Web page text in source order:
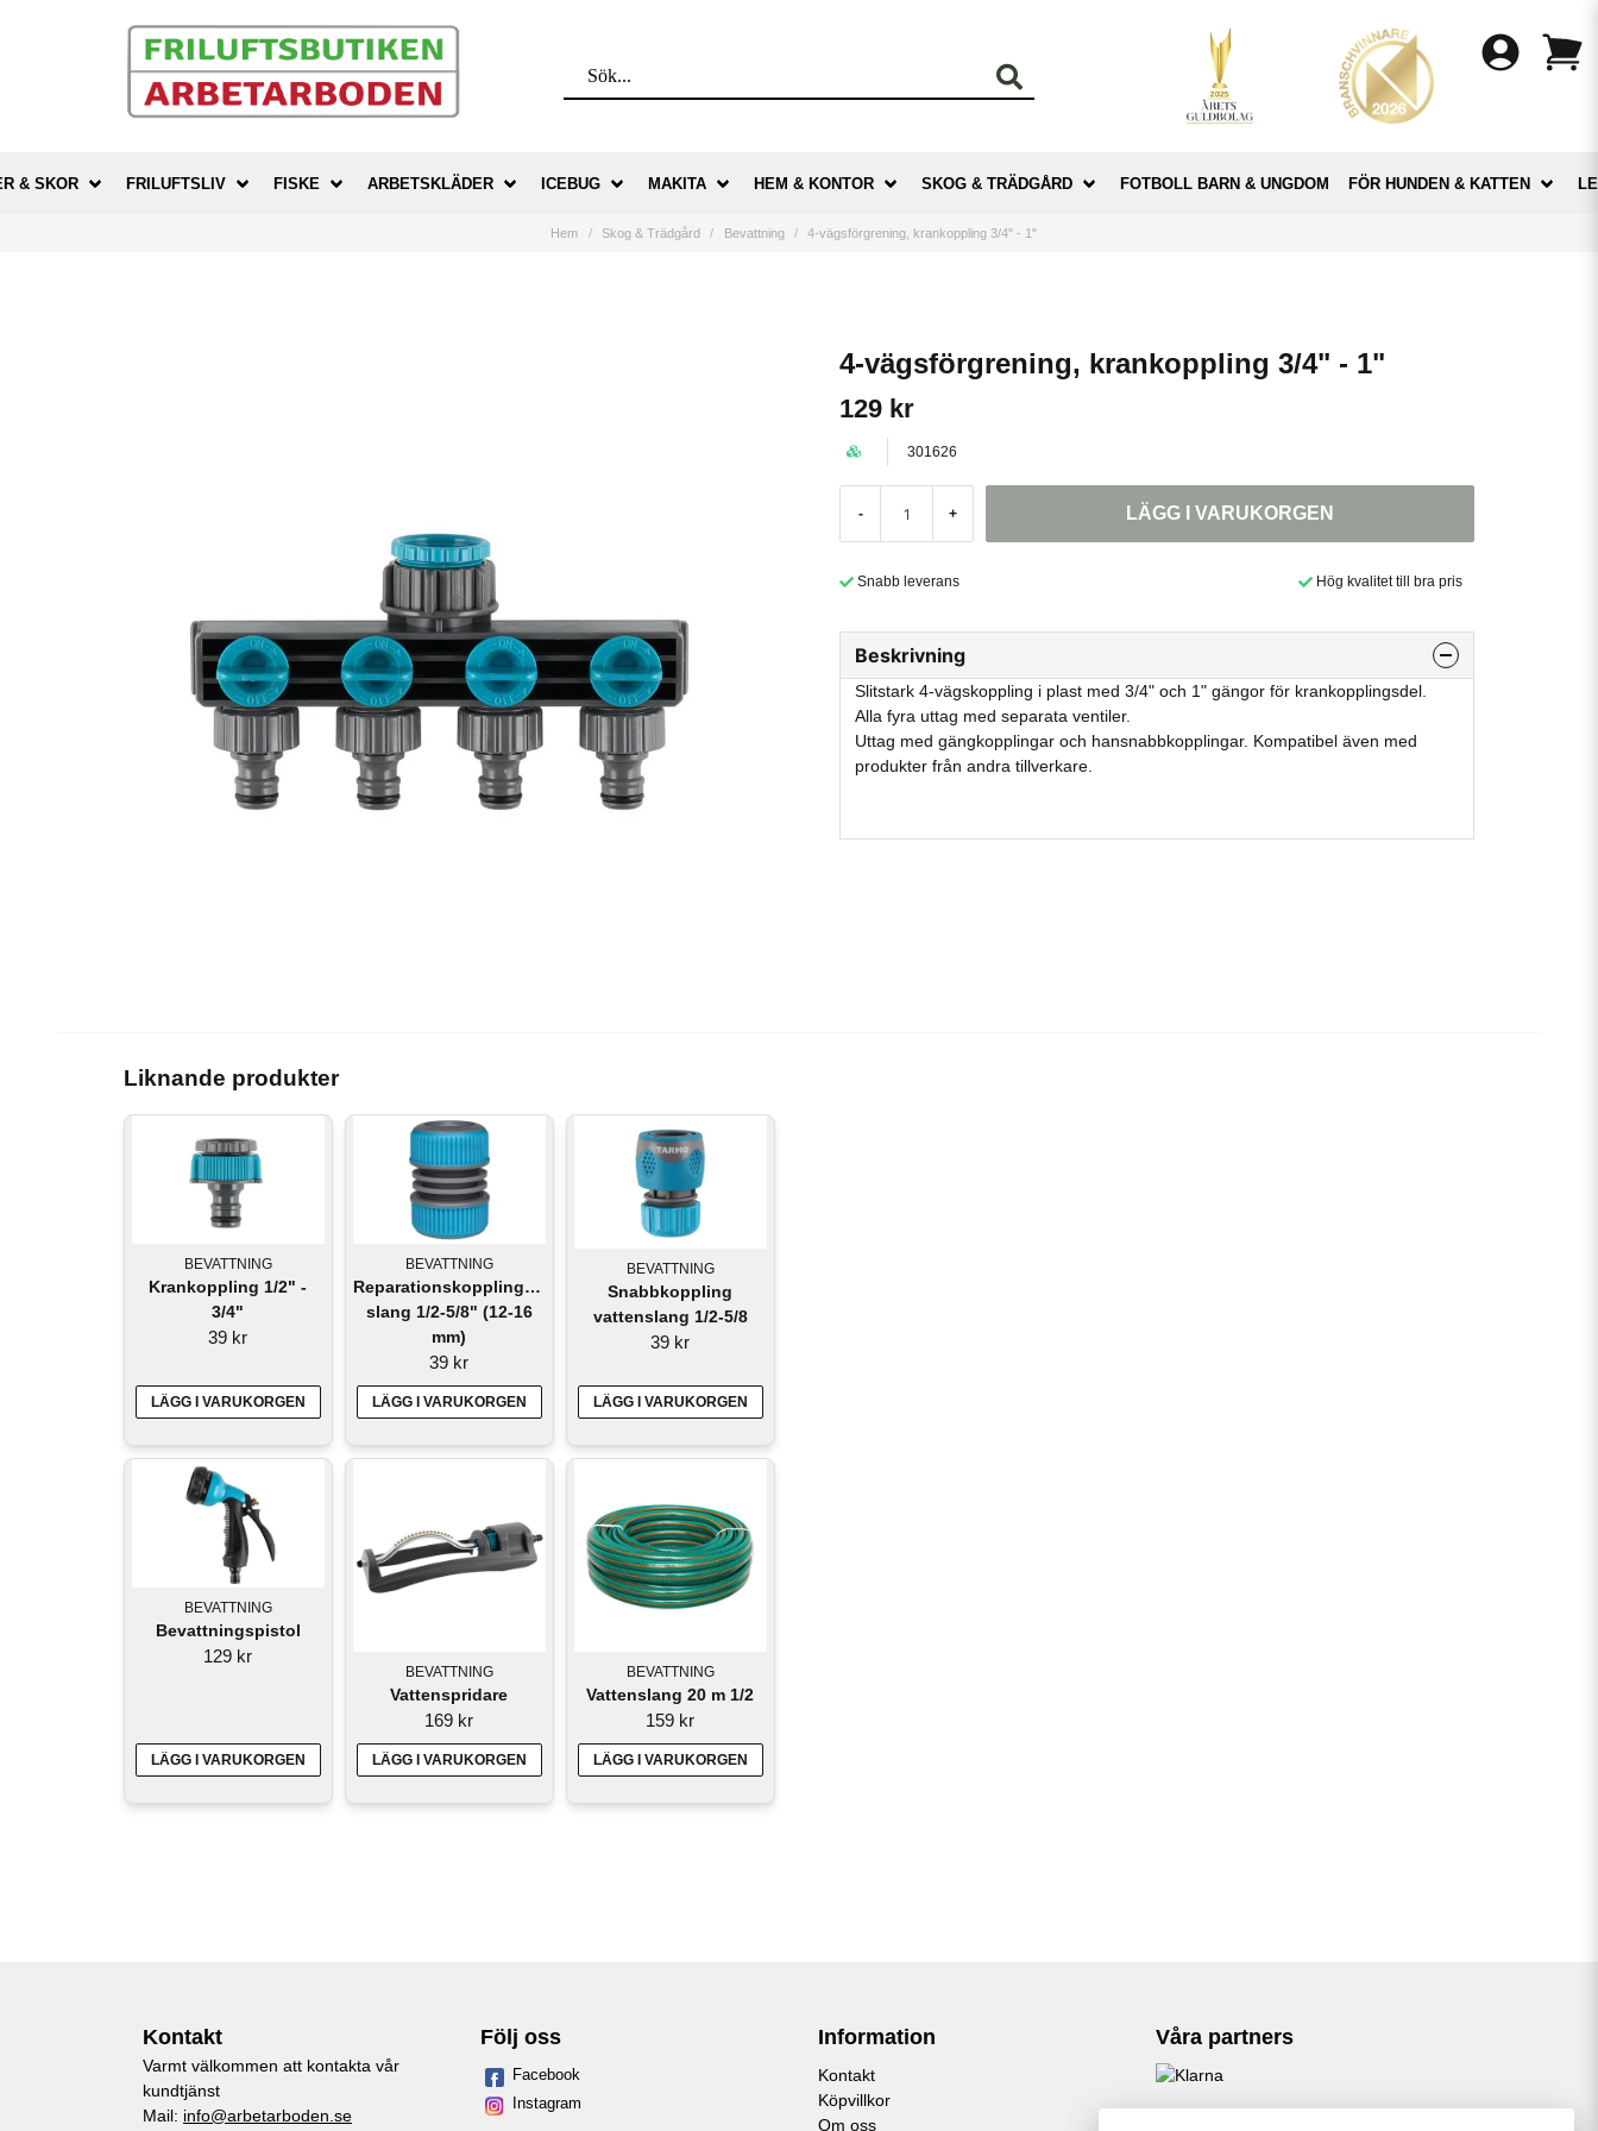
& SKOR FRILUFTSLIV FISKE ARBETSKLÄDER ICEBUG MAKITA HEM & KONTOR SKOG & TRÄDGÅRD FOTBOLL BARN & UNGDOM FÖR HUNDEN & KATTEN
Hem Skog & Trädgård Bevattning 4-vägsförgrening, krankoppling 3/4" - 1"
4-vägsförgrening, krankoppling 3/4" - 1"
129 kr
301626
- + LÄGG I VARUKORGEN
Snabb leverans Hög kvalitet till bra pris
Beskrivning
Slitstark 4-vägskoppling i plast med 3/4" och 1" gängor för krankopplingsdel.
Alla fyra uttag med separata ventiler.
Uttag med gängkopplingar och hansnabbkopplingar. Kompatibel även med
produkter från andra tillverkare.
Liknande produkter
BEVATTNING
Krankoppling 1/2" -
3/4"
39 kr
LÄGG I VARUKORGEN
BEVATTNING
Reparationskoppling/skarv,
slang 1/2-5/8" (12-16
mm)
39 kr
LÄGG I VARUKORGEN
BEVATTNING
Snabbkoppling
vattenslang 1/2-5/8
39 kr
LÄGG I VARUKORGEN
BEVATTNING
Bevattningspistol
129 kr
LÄGG I VARUKORGEN
BEVATTNING
Vattenspridare
169 kr
LÄGG I VARUKORGEN
BEVATTNING
Vattenslang 20 m 1/2
159 kr
LÄGG I VARUKORGEN
Kontakt
Varmt välkommen att kontakta vår
kundtjänst
Mail: info@arbetarboden.se
Följ oss
Facebook
Instagram
Information
Kontakt
Köpvillkor
Om oss
Våra partners